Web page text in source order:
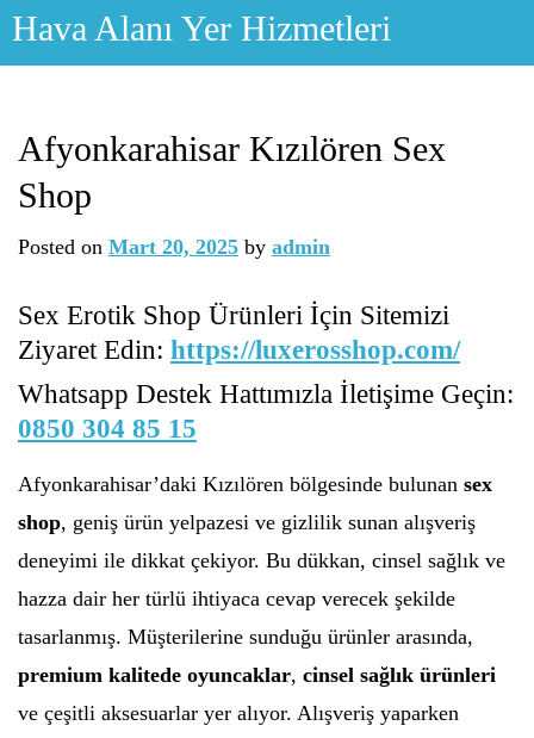
Skip
Hava Alanı Yer Hizmetleri
Afyonkarahisar Kızılören Sex
Shop
Posted on Mart 20, 2025 by admin
Sex Erotik Shop Ürünleri İçin Sitemizi
Ziyaret Edin: https://luxerosshop.com/
Whatsapp Destek Hattımızla İletişime Geçin:
0850 304 85 15
Afyonkarahisar’daki Kızılören bölgesinde bulunan sex
shop, geniş ürün yelpazesi ve gizlilik sunan alışveriş
deneyimi ile dikkat çekiyor. Bu dükkan, cinsel sağlık ve
hazza dair her türlü ihtiyaca cevap verecek şekilde
tasarlanmış. Müşterilerine sunduğu ürünler arasında,
premium kalitede oyuncaklar, cinsel sağlık ürünleri
ve çeşitli aksesuarlar yer alıyor. Alışveriş yaparken